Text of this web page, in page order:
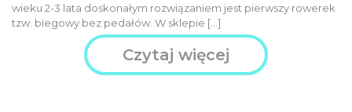
wieku 2-3 lata doskonałym rozwiązaniem jest pierwszy rowerek
tzw. biegowy bez pedałów. W sklepie […]
Czytaj więcej